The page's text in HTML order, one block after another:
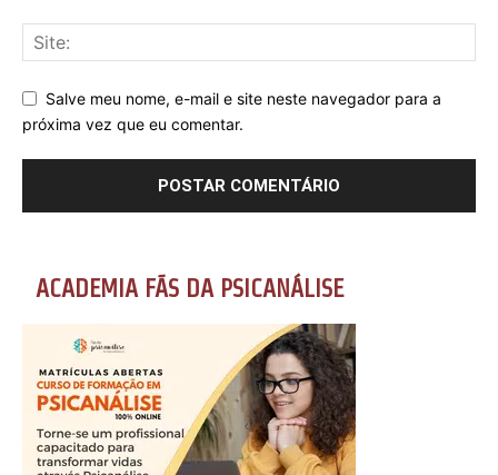
Salve meu nome, e-mail e site neste navegador para a
próxima vez que eu comentar.
ACADEMIA FÃS DA PSICANÁLISE